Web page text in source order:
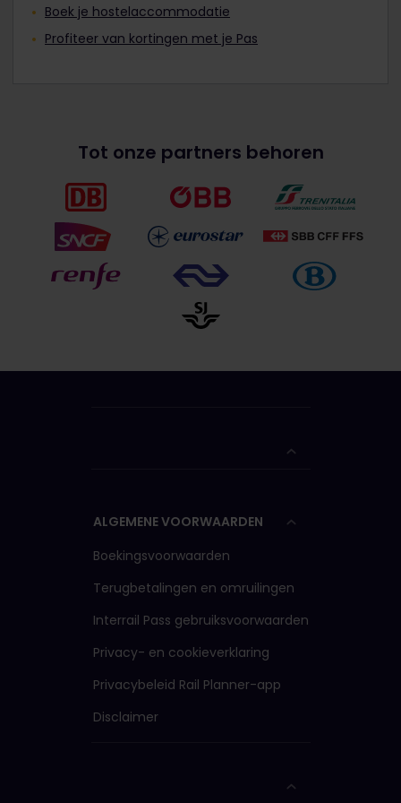
Boek je hostelaccommodatie
Profiteer van kortingen met je Pas
Tot onze partners behoren
ALGEMENE VOORWAARDEN
Boekingsvoorwaarden
Terugbetalingen en omruilingen
Interrail Pass gebruiksvoorwaarden
Privacy- en cookieverklaring
Privacybeleid Rail Planner-app
Disclaimer